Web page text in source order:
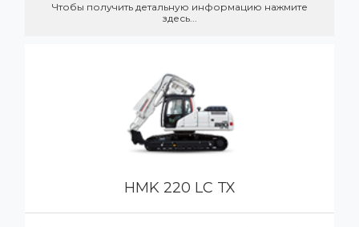
Чтобы получить детальную информацию нажмите
здесь...
HMK 220 LC TX